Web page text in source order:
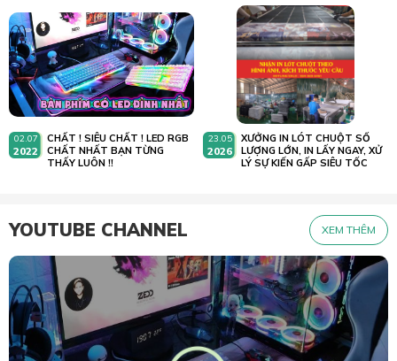
02.07
2022
CHẤT ! SIÊU CHẤT ! LED RGB
CHẤT NHẤT BẠN TỪNG
THẤY LUÔN !!
23.05
2026
XƯỞNG IN LÓT CHUỘT SỐ
LƯỢNG LỚN, IN LẤY NGAY, XỬ
LÝ SỰ KIẾN GẤP SIÊU TỐC
YOUTUBE CHANNEL XEM THÊM